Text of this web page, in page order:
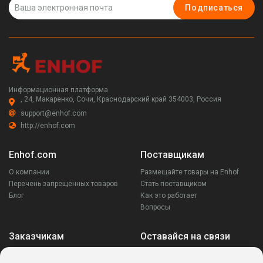
Подписаться
Информационная платформа
, 24, Макаренко, Сочи, Краснодарский край 354003, Россия
support@enhof.com
http://enhof.com
Enhof.com
О компании
Перечень запрещенных товаров
Блог
Поставщикам
Размещайте товары на Enhof
Стать поставщиком
Как это работает
Вопросы
Заказчикам Оставайся на связи